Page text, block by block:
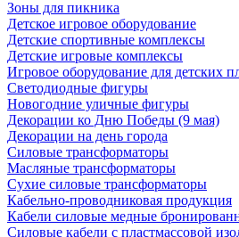
Зоны для пикника
Детское игровое оборудование
Детские спортивные комплексы
Детские игровые комплексы
Игровое оборудование для детских
Светодиодные фигуры
Новогодние уличные фигуры
Декорации ко Дню Победы (9 мая)
Декорации на день города
Силовые трансформаторы
Масляные трансформаторы
Сухие силовые трансформаторы
Кабельно-проводниковая продукция
Кабели силовые медные
Силовые кабели с пластмассовой